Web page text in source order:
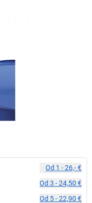
Od 1 -26,- €
Od 3 -24,50 €
Od 5-22,90 €